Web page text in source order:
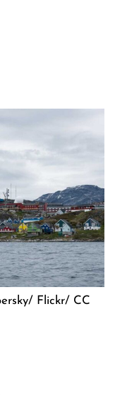
Flickr/ CC